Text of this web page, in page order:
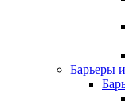
Барьеры